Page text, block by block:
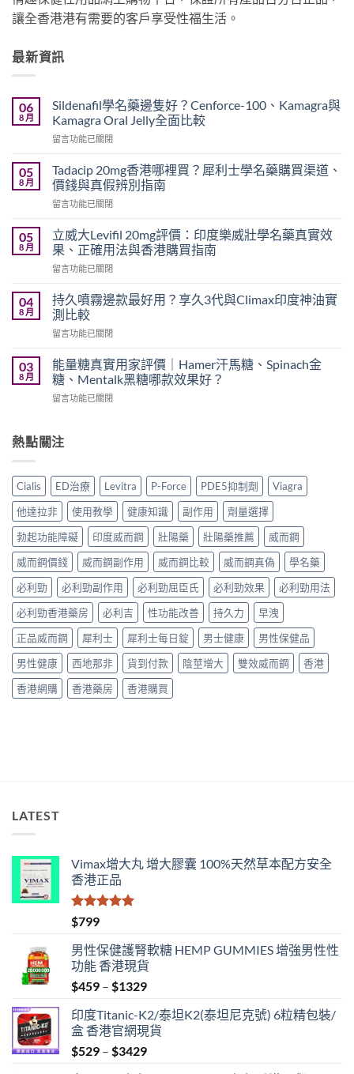
讓全香港港有需要的客戶享受性福生活。
最新資訊
06
8 月
Sildenafil學名藥邊隻好？Cenforce-100、Kamagra與
Kamagra Oral Jelly全面比較
在
學
名
藥
邊
好？
Cenforce-
100、
Kamagra
Kamagra
Oral
全
比
較〉
中
留言功能已關閉
05
8 月
Tadacip 20mg香港哪裡買？犀利士學名藥購買渠道、
價錢與真假辨別指南
在
20mg
香
港
哪
買？
犀
利
士
名
藥
買
價
真
假
辨
別
指
南〉
中
留言功能已關閉
05
8 月
立威大Levifil 20mg評價：印度樂威壯學名藥真實效
果、正確用法與香港購買指南
在
威
大
Levifil
20mg
價：
印
度
樂
學
真
實
效
果、
正
確
用
法
香
港
購
買
指
南〉
中
留言功能已關閉
04
8 月
持久噴霧邊款最好用？享久3代與Climax印度神油實
測比較
在
久
噴
霧
邊
好
久
3
代
與
Climax
印
度
神
實
測
比
較〉
中
留言功能已關閉
03
8 月
能量糖真實用家評價｜Hamer汗馬糖、Spinach金
糖、Mentalk黑糖哪款效果好？
在
糖
真
用
家
評
價
｜
Hamer
汗
馬
糖、
Spinach
金
糖、
Mentalk
黑
糖
哪
款
留言功能已關閉
熱點關注
Cialis ED治療 Levitra P-Force PDE5抑制劑
Viagra
他達拉非
使用教學 健康知識 副作用
劑量選擇
勃起功能障礙
印度威而鋼 壯陽藥 壯陽藥推薦
威而鋼
威而鋼價錢
威而鋼副作用 威而鋼比較 威而鋼真偽
學名藥
必利勁
必利勁副作用 必利勁屈臣氏 必利勁效果
必利勁用法
必利勁香港藥房
必利吉 性功能改善 持久力
早洩
正品威而鋼
犀利士 犀利士每日錠 男士健康
男性保健品
男性健康
西地那非 貨到付款 陰莖增大 雙效威而鋼
香港
香港網購
香港藥房 香港購買
LATEST
Vimax增大丸 增大膠囊 100%天然草本配方安全
香港正品
評分
滿分 5
$799
男性保健護腎軟糖 HEMP GUMMIES 增強男性性
功能 香港現貨
$459 – $1329Price
$459
through
$1329
印度Titanic-K2/泰坦K2(泰坦尼克號) 6粒精包裝/
盒 香港官網現貨
$529 – $3429Price